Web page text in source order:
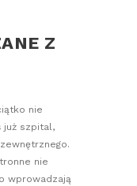
Z
nie
już szpital,
nie
wprowadzają